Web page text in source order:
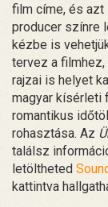
film címe, és azt
producer színre
kézbe is
tervez a
rajzai is helyet
magyar kísérleti
romantikus
rohasztása. Az
találsz
letöltheted
kattintva